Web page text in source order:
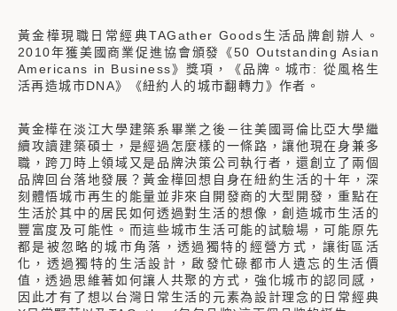
黃金樺現職日常經典TAGather Goods生活品牌創辦人。
2010年獲美國商業促進協會頒發《50 Outstanding Asian
Americans in Business》獎項，《品牌。城市: 從風格生
活再造城市DNA》《紐約人的城市翻轉力》作者。
黃金樺在淡江大學建築系畢業之後－往美國哥倫比亞大學繼
續攻讀建築碩士，是經過怎麼樣的一條路，讓他現在身兼多
職，跨刀時上領域又是品牌決策公司執行者，還創立了兩個
品牌回台落地發展？黃金樺回想自身在紐約生活的十年，深
刻體悟城市再生的能量並非來自開發商的大型開發，重點在
生活於其中的居民如何透過對生活的想像，創造城市生活的
豐富度及可能性。而這些城市生活可能的試驗場，可能原先
都是被忽略的城市角落，透過獨特的經營方式，讓街區活
化，透過獨特的生活設計，啟發忙碌都市人遺忘的生活價
值，透過思維著如何讓人共聚的方式，強化城市的認同感，
因此才有了想以台灣日常生活的元素為設計理念的日常經典